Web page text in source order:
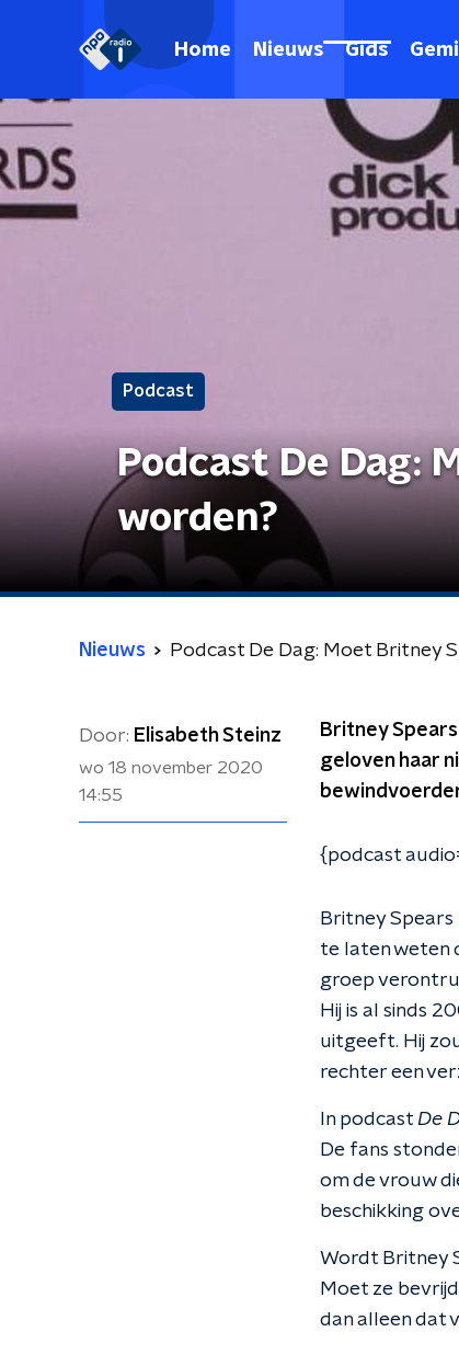
Home Nieuws Gids
Podcast
Podcast De Dag:
worden?
Nieuws Podcast De Dag: Moet Britney
Door: Elisabeth Steinz
wo 18 november 2020
14:55
Britney
geloven haar
{podcast
Britney
te laten weten
groep
Hij is al sinds
uitgeeft. Hij
rechter een
In podcast De
De fans
om de vrouw
beschikking
Wordt Britney
Moet ze
dan alleen dat